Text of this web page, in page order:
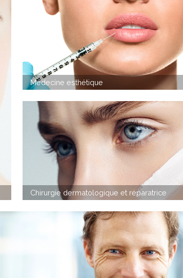
Médecine esthétique
Chirurgie dermatologique et réparatrice